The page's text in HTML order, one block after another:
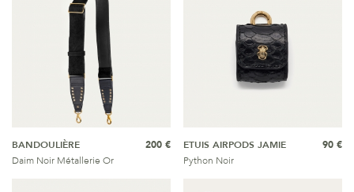
BANDOULIÈRE
Daim Noir Métallerie Or
200 €
ETUIS AIRPODS JAMIE
Python Noir
90 €